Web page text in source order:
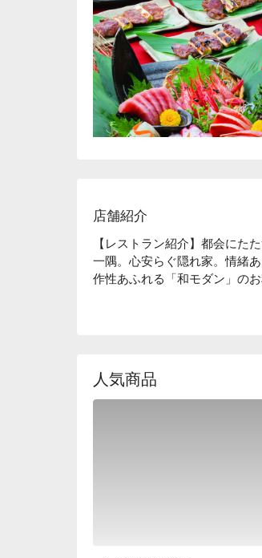
店舗紹介
【レストラン紹介】都会にた
一隅。心安らぐ隠れ家。情緒
作性あふれる「和モダン」の
内。和情緒のある落ち着いた
した。「くいもの屋わん」で
す。器も料理の一部と捉え、
人気商品